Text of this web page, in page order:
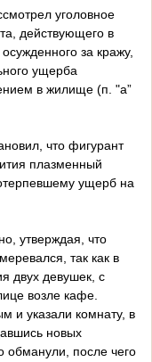
уголовное
действующего в
за кражу,
ущерба
в жилище (п. "а”
что фигурант
плазменный
ущерб на
утверждая, что
так как в
двух девушек, с
возле кафе.
и указали комнату, в
новых
обманули, после чего